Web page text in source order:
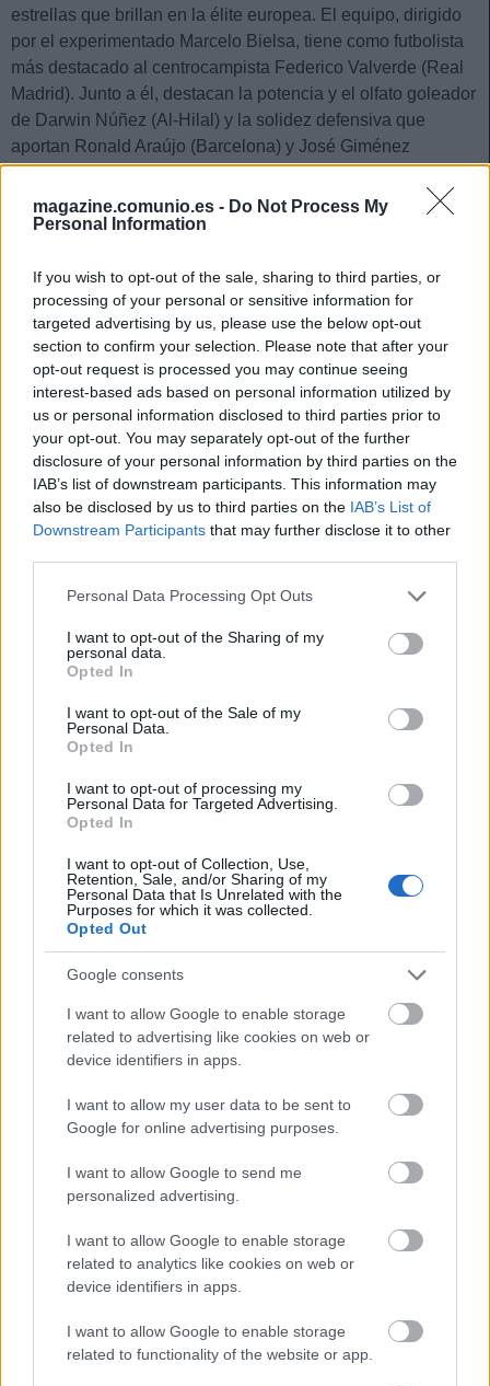
magazine.comunio.es - Do Not Process My
Personal Information
If you wish to opt-out of the sale, sharing to third parties, or
processing of your personal or sensitive information for
targeted advertising by us, please use the below opt-out
section to confirm your selection. Please note that after your
opt-out request is processed you may continue seeing
interest-based ads based on personal information utilized by
us or personal information disclosed to third parties prior to
your opt-out. You may separately opt-out of the further
disclosure of your personal information by third parties on the
IAB’s list of downstream participants. This information may
also be disclosed by us to third parties on the IAB’s List of
Downstream Participants that may further disclose it to other
Please note that this website/app uses one or more Google
not limited to your visit or usage behaviour. You may click to
grant or deny consent to Google and its third-party tags to
use your data for below specified purposes in below Google
consent section.
Personal Data Processing Opt Outs
I want to opt-out of the Sharing of my
personal data.
Opted In
I want to opt-out of the Sale of my
Personal Data.
Opted In
I want to opt-out of processing my
Personal Data for Targeted Advertising.
Opted In
I want to opt-out of Collection, Use,
Retention, Sale, and/or Sharing of my
Personal Data that Is Unrelated with the
Purposes for which it was collected.
Opted Out
Google consents
I want to allow Google to enable storage
related to advertising like cookies on web or
device identifiers in apps.
I want to allow my user data to be sent to
Google for online advertising purposes.
I want to allow Google to send me
personalized advertising.
I want to allow Google to enable storage
related to analytics like cookies on web or
device identifiers in apps.
I want to allow Google to enable storage
related to functionality of the website or app.
estrellas que brillan en la élite europea. El equipo, dirigido
por el experimentado Marcelo Bielsa, tiene como futbolista
más destacado al centrocampista Federico Valverde (Real
Madrid). Junto a él, destacan la potencia y el olfato goleador
de Darwin Núñez (Al-Hilal) y la solidez defensiva que
aportan Ronald Araújo (Barcelona) y José Giménez
(Atlético) en la retaguardia.
Federico Valverdees el gran referente y el motor de la
que asegura puntos gracias a su despliegue físico, su
llegada al área, asistencias y su espectacular golpeo de
larga distancia.
España en el Mundial 2026: ¿Cuál será su once
titular?
España es una de las grandes
favoritas del Mundial 2026. ¿Cuál
será el once tipo que presente
Luis de la Fuente en el torneo?
Posible 11 titular
Varela – Giménez – Araujo – Olivera
Fede Valverde – Ugarte – Bentancur – Maxi Araujo
El técnico Marcelo Bielsa destaca por su capacidad para
alternar su esquema táctico y en el último año ha probado
con sistemas cómo el 4-3-3, 4-2-3-1 o 4-4-1-1. En la portería
hay dudas sobre si apostará por el veterano Muslera (39
años) o Rochet, guardameta del Internacional brasileño.
El cuarteto defensivo parece claro, con la duda del estado
de José Giménez, quien ha tenido una temporada plagada
de lesiones en el Atlético. Sebastián Cáceres o Santi Bueno
podría ser sus sustitutos en el eje de la zaga.
Bielsa, pero Fede Valverde, Ugarte y Bentancur tienen su
puesto asegurado. Maxi Araujo (Sporting) hará las
incertidumbre presenta es la de mediapunta/extremo
diestro. Si el técnico argentino apuesta por un 4-2-3-1 o 4-4-
1-1, la mediapunta sería para Arrascaeta, pero si juega un 4-
3-3, en el extremo diestro puede entrar Pellistri.
El calendario de Uruguay
Uruguay debutará en el grupo H midiendo sus fuerzas ante